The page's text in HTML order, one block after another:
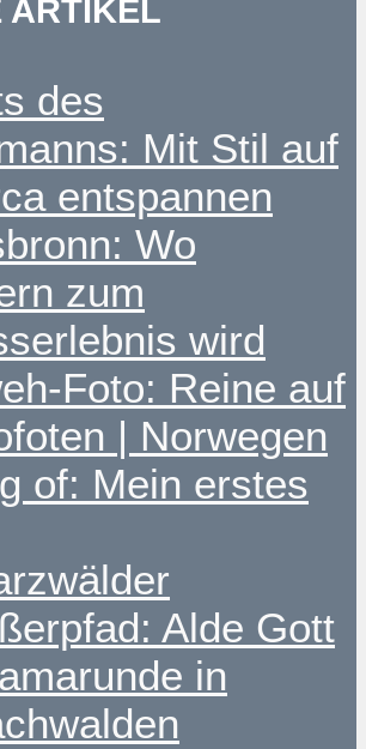
ARTIKEL
des
Mit Stil auf
entspannen
Wo
zum
wird
Foto: Reine auf
| Norwegen
of: Mein erstes
Alde Gott
in